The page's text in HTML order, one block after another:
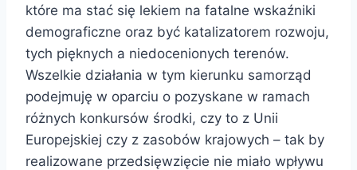
które ma stać się lekiem na fatalne wskaźniki
demograficzne oraz być katalizatorem rozwoju,
tych pięknych a niedocenionych terenów.
Wszelkie działania w tym kierunku samorząd
podejmuję w oparciu o pozyskane w ramach
różnych konkursów środki, czy to z Unii
Europejskiej czy z zasobów krajowych – tak by
realizowane przedsięwzięcie nie miało wpływu